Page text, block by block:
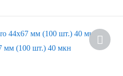
мм (100 шт.) 40 мкн